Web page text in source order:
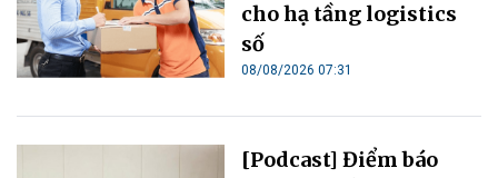
cho hạ tầng logistics
số
08/08/2026 07:31
[Podcast] Điểm báo